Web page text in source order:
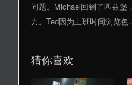
问题。Michael回到了匹兹堡
力。Ted因为上班时间浏览色..
猜你喜欢